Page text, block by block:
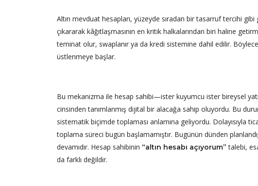
Altın mevduat hesapları, yüzeyde sıradan bir tasarruf tercihi
çıkararak kâğıtlaşmasının en kritik halkalarından biri haline
teminat olur, swaplanır ya da kredi sistemine dahil edilir.
üstlenmeye başlar.
Bu mekanizma ile hesap sahibi—ister kuyumcu ister bireysel
cinsinden tanımlanmış dijital bir alacağa sahip oluyordu. Bu
sistematik biçimde toplaması anlamına geliyordu. Dolayısıyla
toplama süreci bugün başlamamıştır. Bugünün dünden
devamıdır. Hesap sahibinin “altın hesabı açıyorum” talebi,
da farklı değildir.